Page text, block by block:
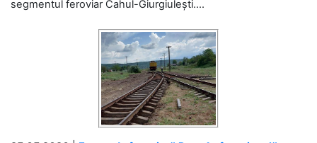
segmentul feroviar Cahul-Giurgiulești....